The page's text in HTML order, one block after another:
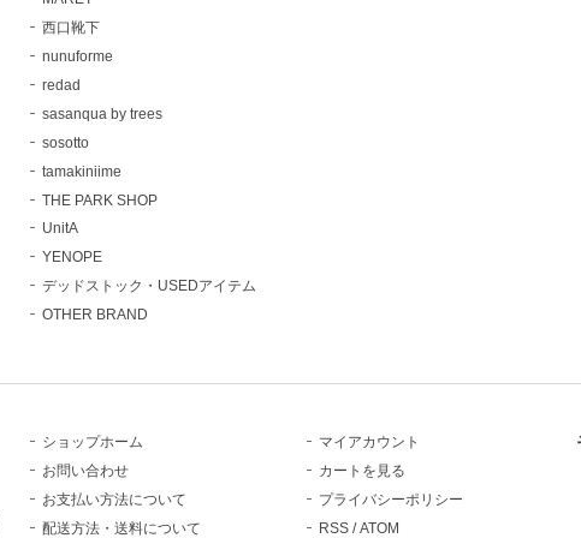
西口靴下
nunuforme
redad
sasanqua by trees
sosotto
tamakiniime
THE PARK SHOP
UnitA
YENOPE
デッドストック・USEDアイテム
OTHER BRAND
ショップホーム
お問い合わせ
お支払い方法について
配送方法・送料について
マイアカウント
カートを見る
プライバシーポリシー
RSS /ATOM